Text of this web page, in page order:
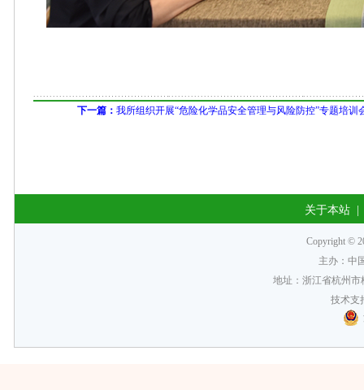
下一篇： 我所组织开展“危险化学品安全管理与风险防控”专题培训
关于本站
Copyright ©
主办：中
地址：浙江省杭州
技术支